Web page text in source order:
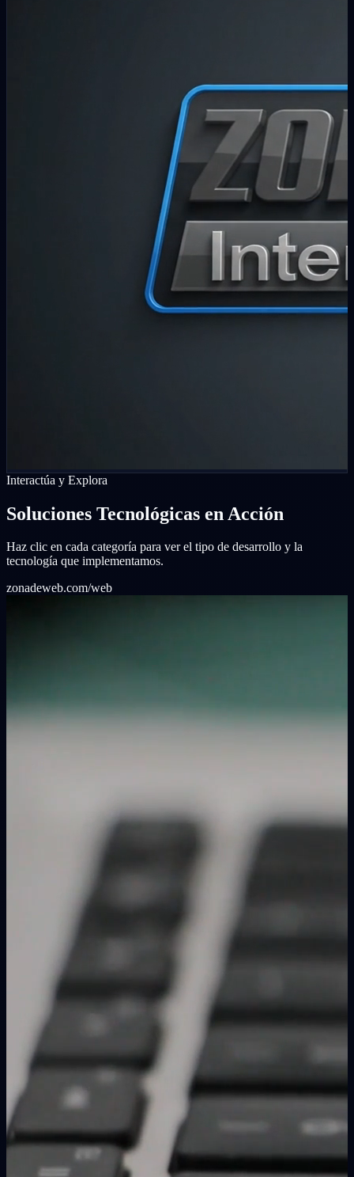
Interactúa y Explora
Soluciones Tecnológicas en Acción
Haz clic en cada categoría para ver el tipo de desarrollo y la
tecnología que implementamos.
zonadeweb.com/web